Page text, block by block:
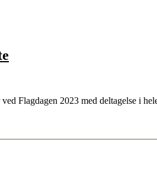
Flagdagen 2023 med deltagelse i